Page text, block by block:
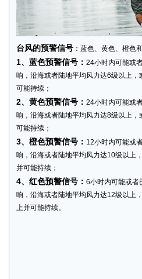
台风的预警信号 ：蓝色、黄色、橙色
1、蓝色预警信号： 24小时内可能或
响，沿海或者陆地平均风力达6级以上，
可能持续；
2、黄色预警信号： 24小时内可能或
响，沿海或者陆地平均风力达8级以上，
可能持续；
3、橙色预警信号： 12小时内可能或
响，沿海或者陆地平均风力达10级以上
并可能持续；
4、红色预警信号： 6小时内可能或者
响，沿海或者陆地平均风力达12级以上
上并可能持续。